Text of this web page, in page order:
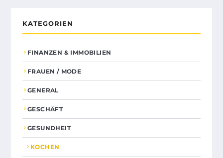
KATEGORIEN
FINANZEN & IMMOBILIEN
FRAUEN / MODE
GENERAL
GESCHÄFT
GESUNDHEIT
KOCHEN